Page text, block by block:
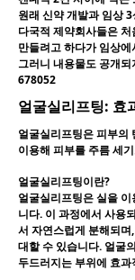
원래 신약 개발과 임상
다국적 제약회사들은
만들려고 하다가 임상
그러니 내용물도 공개
678052
얼굴실리프팅: 효
얼굴실리프팅은 피부의
이용해 피부를 주름 세
얼굴실리프팅이란?
얼굴실리프팅은 실을
니다. 이 과정에서 사용
서 자연스럽게 분해되
대할 수 있습니다. 얼굴
두드러지는 부위에 효과